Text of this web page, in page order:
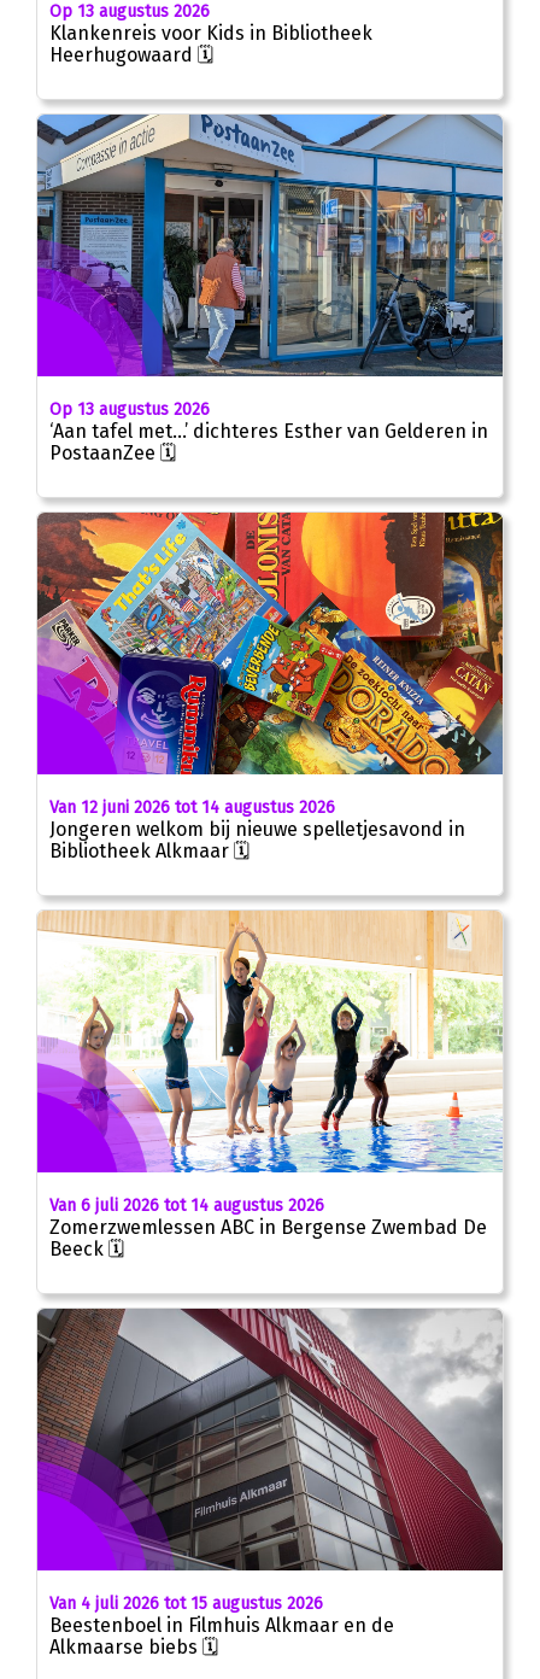
Op 13 augustus 2026
Klankenreis voor Kids in Bibliotheek
Heerhugowaard 🗓
Op 13 augustus 2026
‘Aan tafel met…’ dichteres Esther van Gelderen in
PostaanZee 🗓
Van 12 juni 2026 tot 14 augustus 2026
Jongeren welkom bij nieuwe spelletjesavond in
Bibliotheek Alkmaar 🗓
Van 6 juli 2026 tot 14 augustus 2026
Zomerzwemlessen ABC in Bergense Zwembad De
Beeck 🗓
Van 4 juli 2026 tot 15 augustus 2026
Beestenboel in Filmhuis Alkmaar en de
Alkmaarse biebs 🗓